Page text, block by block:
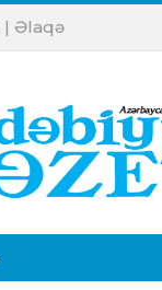
| Əlaqə